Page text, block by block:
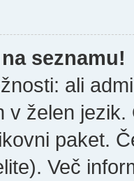
seznamu!
ali
v želen
paket.
Več